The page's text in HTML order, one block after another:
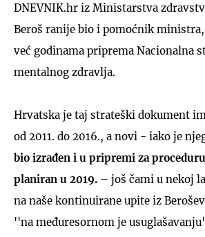
DNEVNIK.hr iz Ministarstva
Beroš ranije bio i pomoćnik ministra,
već godinama priprema Nacionalna
mentalnog zdravlja.
Hrvatska je taj strateški dokument
od 2011. do 2016., a novi - iako je
bio izrađen i u pripremi za
planiran u 2019. – još čami u nekoj
na naše kontinuirane upite iz
''na međuresornom je